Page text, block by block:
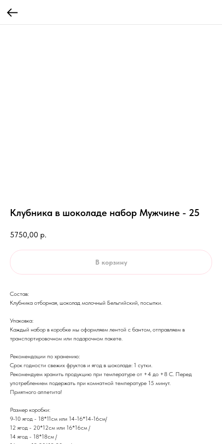
Клубника в шоколаде набор Мужчине - 25
5750,00 р.
В корзину
Состав:
Клубника отборная, шоколад молочный Бельгийский, посыпки.
Упаковка:
Каждый набор в коробке мы оформляем лентой с бантом, отправляем в
транспортировочном или подарочном пакете.
Рекомендации по хранению:
Срок годности свежих фруктов и ягод в шоколаде: 1 сутки.
Рекомендуем хранить продукцию при температуре от +4 до +8 С. Перед
употреблением подержать при комнатной температуре 15 минут.
​Приятного аппетита!
Размер коробки:
9-10 ягод - 18*11см или 14-16*14-16см/
12 ягод - 20*12см или 16*16см /
14 ягод - 18*18см /